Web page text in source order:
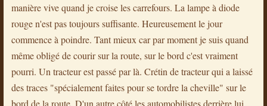
manière vive quand je croise les carrefours. La lampe à diode
rouge n'est pas toujours suffisante. Heureusement le jour
commence à poindre. Tant mieux car par moment je suis quand
même obligé de courir sur la route, sur le bord c'est vraiment
pourri. Un tracteur est passé par là. Crétin de tracteur qui a laissé
des traces "spécialement faites pour se tordre la cheville" sur le
bord de la route. D'un autre côté les automobilistes derrière lui